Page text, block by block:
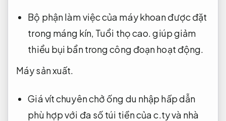
Bộ phận làm việc của máy khoan được đặt
trong máng kín, Tuổi thọ cao. giúp giảm
thiểu bụi bẩn trong công đoạn hoạt động.
Máy sản xuất.
Giá vít chuyên chở ống du nhập hấp dẫn
phù hợp với đa số túi tiền của c.ty và nhà